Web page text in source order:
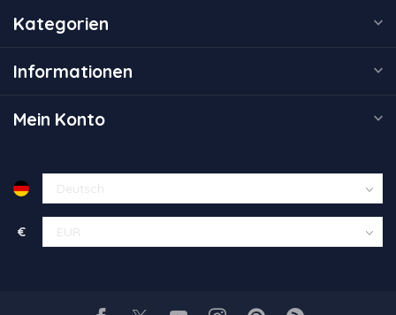
Kategorien
Informationen
Mein Konto
€